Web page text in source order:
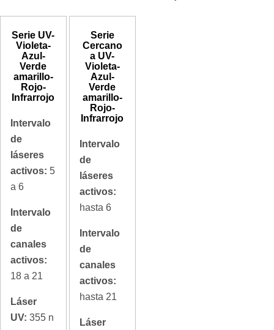
Serie UV-
Violeta-
Azul-
Verde
amarillo-
Rojo-
Infrarrojo
Intervalo
de
láseres
activos: 5
a 6
Intervalo
de
canales
activos:
18 a 21
Láser
UV: 355 n
Serie
Cercano
a UV-
Violeta-
Azul-
Verde
amarillo-
Rojo-
Infrarrojo
Intervalo
de
láseres
activos:
hasta 6
Intervalo
de
canales
activos:
hasta 21
Láser